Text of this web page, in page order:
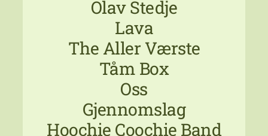
Olav Stedje
Lava
The Aller Værste
Tåm Box
Oss
Gjennomslag
Hoochie Coochie Band